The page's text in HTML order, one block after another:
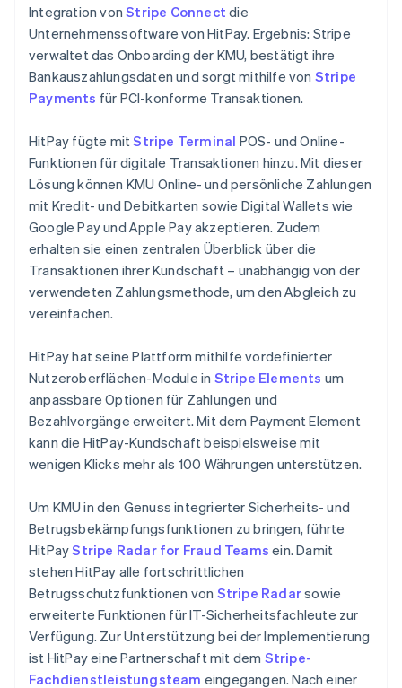
Integration vonStripe Connect die
Unternehmenssoftware von HitPay. Ergebnis: Stripe
verwaltet das Onboarding der KMU, bestätigt ihre
Bankauszahlungsdaten und sorgt mithilfe von Stripe
Payments für PCI-konforme Transaktionen.
HitPay fügte mitStripe Terminal POS- und Online-
Funktionen für digitale Transaktionen hinzu. Mit dieser
Lösung können KMU Online- und persönliche Zahlungen
mit Kredit- und Debitkarten sowie Digital Wallets wie
Google Pay und Apple Pay akzeptieren. Zudem
erhalten sie einen zentralen Überblick über die
Transaktionen ihrer Kundschaft – unabhängig von der
verwendeten Zahlungsmethode, um den Abgleich zu
vereinfachen.
HitPay hat seine Plattform mithilfe vordefinierter
Nutzeroberflächen-Module in Stripe Elements um
anpassbare Optionen für Zahlungen und
Bezahlvorgänge erweitert. Mit dem Payment Element
kann die HitPay-Kundschaft beispielsweise mit
wenigen Klicks mehr als 100 Währungen unterstützen.
Um KMU in den Genuss integrierter Sicherheits- und
Betrugsbekämpfungsfunktionen zu bringen, führte
HitPayStripe Radar for Fraud Teams ein. Damit
stehen HitPay alle fortschrittlichen
Betrugsschutzfunktionen von Stripe Radarsowie
erweiterte Funktionen für IT-Sicherheitsfachleute zur
Verfügung. Zur Unterstützung bei der Implementierung
ist HitPay eine Partnerschaft mit dem Stripe-
Fachdienstleistungsteam eingegangen. Nach einer